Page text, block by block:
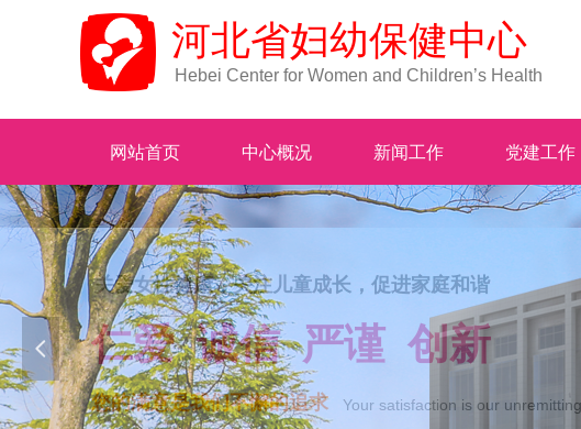
Hebei Center for Women and Children’s Health
河北省妇幼保健中心
넳
网站首页 中心概况 新闻工作 党建工作